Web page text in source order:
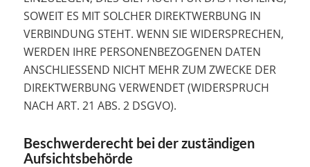
SOWEIT ES MIT SOLCHER DIREKTWERBUNG IN
VERBINDUNG STEHT. WENN SIE WIDERSPRECHEN,
WERDEN IHRE PERSONENBEZOGENEN DATEN
ANSCHLIESSEND NICHT MEHR ZUM ZWECKE DER
DIREKTWERBUNG VERWENDET (WIDERSPRUCH
NACH ART. 21 ABS. 2 DSGVO).
Beschwerde­recht bei der zuständigen
Aufsichts­behörde